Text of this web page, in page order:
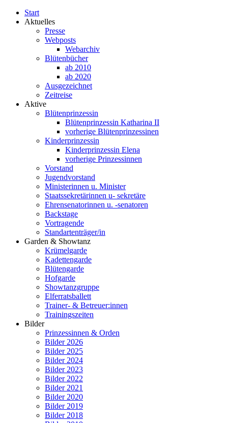
Start
Aktuelles
Presse
Webposts
Webarchiv
Blütenbücher
ab 2010
ab 2020
Ausgezeichnet
Zeitreise
Aktive
Blütenprinzessin
Blütenprinzessin Katharina II
vorherige Blütenprinzessinen
Kinderprinzessin
Kinderprinzessin Elena
vorherige Prinzessinnen
Vorstand
Jugendvorstand
Ministerinnen u. Minister
Staatssekretärinnen u- sekretäre
Ehrensenatorinnen u. -senatoren
Backstage
Vortragende
Standartenträger/in
Garden & Showtanz
Krümelgarde
Kadettengarde
Blütengarde
Hofgarde
Showtanzgruppe
Elferratsballett
Trainer- & Betreuer:innen
Trainingszeiten
Bilder
Prinzessinnen & Orden
Bilder 2026
Bilder 2025
Bilder 2024
Bilder 2023
Bilder 2022
Bilder 2021
Bilder 2020
Bilder 2019
Bilder 2018